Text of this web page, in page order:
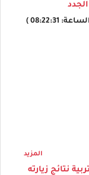
المزيد
نتائج زيارته